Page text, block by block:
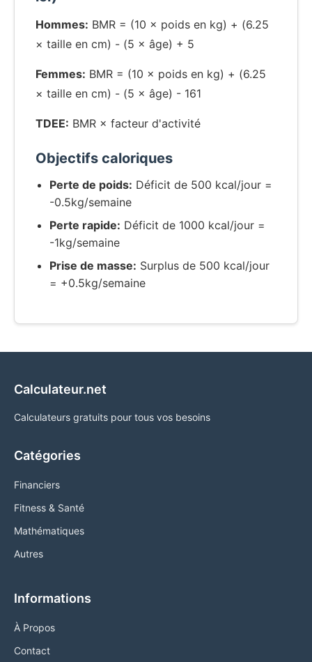
Hommes: BMR = (10 × poids en kg) + (6.25
× taille en cm) - (5 × âge) + 5
Femmes: BMR = (10 × poids en kg) + (6.25
× taille en cm) - (5 × âge) - 161
TDEE: BMR × facteur d'activité
Objectifs caloriques
Perte de poids: Déficit de 500 kcal/jour =
-0.5kg/semaine
Perte rapide: Déficit de 1000 kcal/jour =
-1kg/semaine
Prise de masse: Surplus de 500 kcal/jour
= +0.5kg/semaine
Calculateur.net
Calculateurs gratuits pour tous vos besoins
Catégories
Financiers
Fitness & Santé
Mathématiques
Autres
Informations
À Propos
Contact